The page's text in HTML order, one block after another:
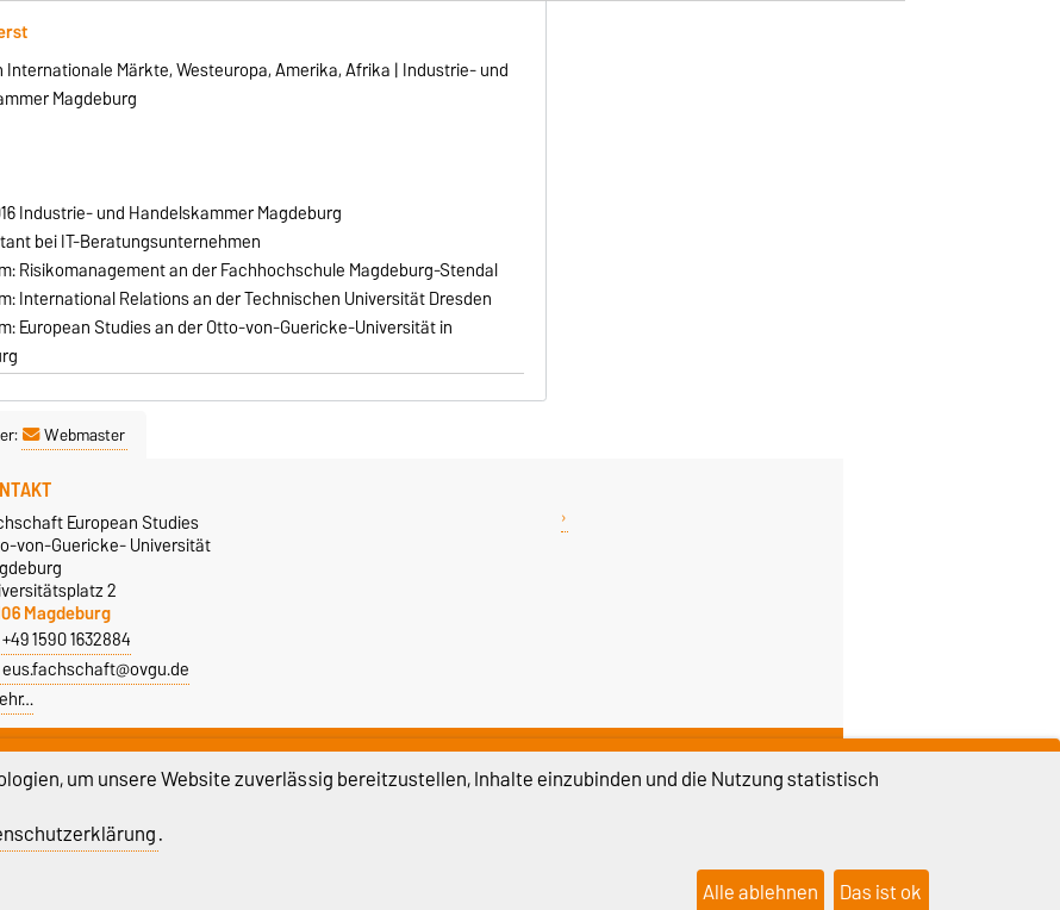
Internationale Märkte, Westeuropa, Amerika, Afrika | Industrie- und
Magdeburg
Industrie- und Handelskammer Magdeburg
bei IT-Beratungsunternehmen
Risikomanagement an der Fachhochschule Magdeburg-Stendal
International Relations an der Technischen Universität Dresden
European Studies an der Otto-von-Guericke-Universität in
Webmaster
European Studies
von-Guericke- Universität
2
Magdeburg
+49 1590 1632884
eus.fachschaft@ovgu.de
DIESE SEITE
um unsere Website zuverlässig bereitzustellen, Inhalte einzubinden und die Nutzung statistisch
.
Alle ablehnen Das ist ok